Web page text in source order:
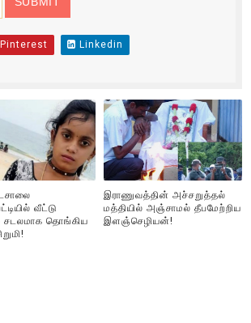
Linkedin
வீட்டு
தொங்கிய
இராணுவத்தின் அச்சறுத்தல்
மத்தியில் அஞ்சாமல் தீபமேற்றிய
இளஞ்செழியன்!